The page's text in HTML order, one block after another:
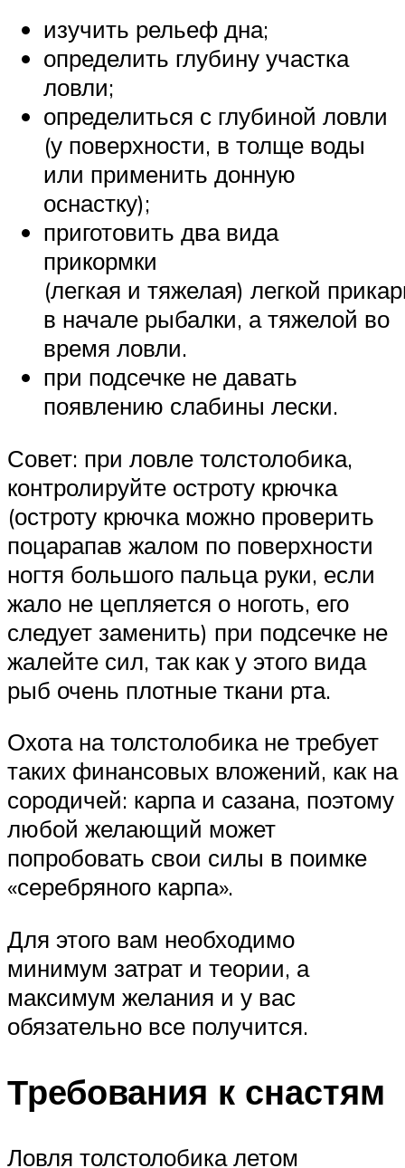
изучить рельеф дна;
определить глубину участка
ловли;
определиться с глубиной ловли
(у поверхности, в толще воды
или применить донную
оснастку);
приготовить два вида
прикормки
(легкая и тяжелая) легкой
в начале рыбалки, а тяжелой во
время ловли.
при подсечке не давать
появлению слабины лески.
Совет: при ловле толстолобика,
контролируйте остроту крючка
(остроту крючка можно проверить
поцарапав жалом по поверхности
ногтя большого пальца руки, если
жало не цепляется о ноготь, его
следует заменить) при подсечке не
жалейте сил, так как у этого вида
рыб очень плотные ткани рта.
Охота на толстолобика не требует
таких финансовых вложений, как на
сородичей: карпа и сазана, поэтому
любой желающий может
попробовать свои силы в поимке
«серебряного карпа».
Для этого вам необходимо
минимум затрат и теории, а
максимум желания и у вас
обязательно все получится.
Требования к снастям
Ловля толстолобика летом